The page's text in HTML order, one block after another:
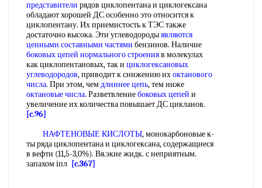
представители рядов циклопентана и циклогексана
обладают хорошей ДС особенно это относится к
циклопентану. Их приемистость к ТЭС также
достаточно высока. Эти углеводородыявляются
ценными составными частями бензинов. Наличие
боковых цепей нормального строенияв молекулах
как циклопентановых, так и циклогексановых
углеводородов, приводит к снижению ихоктанового
числа. При этом, чемдлиннее цепь, тем ниже
октановые числа. Разветвлениебоковых цепей и
увеличение их количества повышает ДС цикланов.
[c.96]
НАФТЕНОВЫЕ КИСЛОТЫ, монокарбоновые к-
ты ряда циклопентана и циклогексана, содержащиеся
в вефти (11,5-3,0%). Вя.экие жидк. с неприятным.
запахом iпл [c.367]